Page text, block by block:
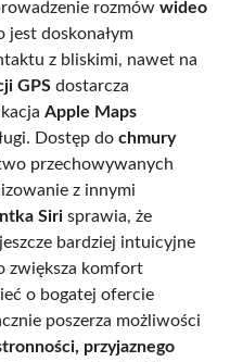
rozmów wideo
jest doskonałym
z bliskimi, nawet na
GPS dostarcza
Apple Maps
Dostęp do chmury
przechowywanych
z innymi
Siri sprawia, że
bardziej intuicyjne
zwiększa komfort
o bogatej ofercie
poszerza możliwości
przyjaznego